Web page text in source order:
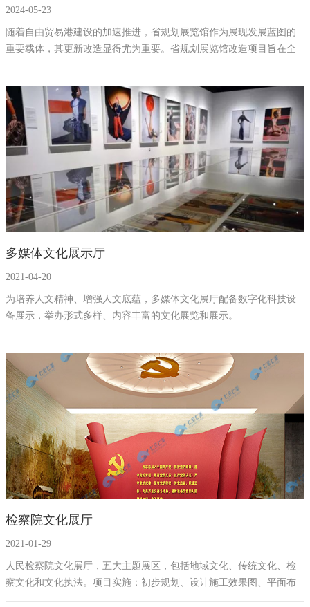
2024-05-23
随着自由贸易港建设的加速推进，省规划展览馆作为展现发展蓝图的
重要载体，其更新改造显得尤为重要。省规划展览馆改造项目旨在全
面提升展览馆的展示效果与互动体验，增强其作为对外宣传和教育的
所，促进社会各界对未来发展的认知与参与。
多媒体文化展示厅
2021-04-20
为培养人文精神、增强人文底蕴，多媒体文化展厅配备数字化科技设
备展示，举办形式多样、内容丰富的文化展览和展示。
检察院文化展厅
2021-01-29
人民检察院文化展厅，五大主题展区，包括地域文化、传统文化、检
察文化和文化执法。项目实施：初步规划、设计施工效果图、平面布
置图、多媒体交互设备内容开发、装饰施工、弱电施工、VR虚拟现实